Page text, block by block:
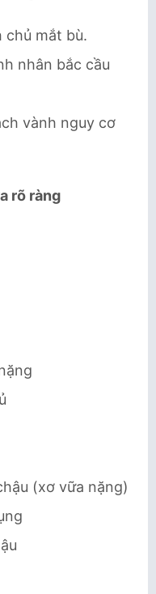
chủ mắt bù.
nhân bắc cầu
vành nguy cơ
rõ ràng
(xơ vữa nặng)